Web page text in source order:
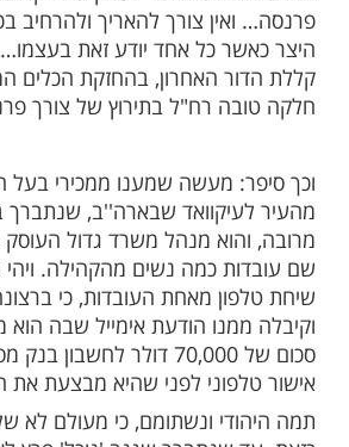
עוד תוכן חדש ומפתיע!
שלנו בתהיליםבלחיצה
רבי אלימלך בידרמן
בימינו, היצר הרע מתגבר
'היתר' לפרוץ גדרי קדושה
צורך להאריך ולהרחיב בכל
כל אחד יודע זאת בעצמו… ועל
האחרון, בהחזקת הכלים
רח"ל בתירוץ של צורך פרנסה.